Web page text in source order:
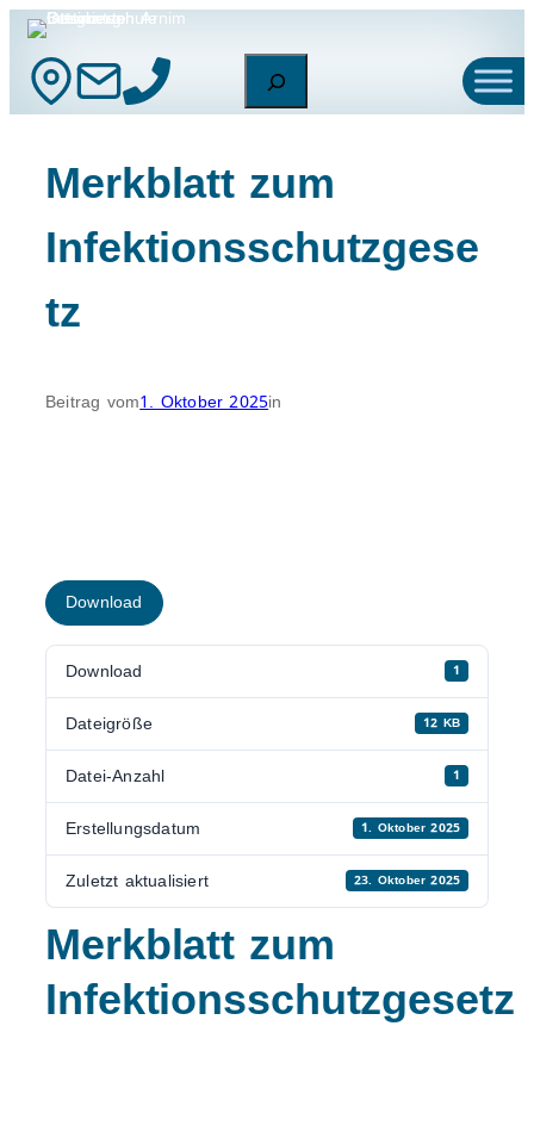
Zum
Inhalt
springen Suchen
Merkblatt zum
Infektionsschutzgese
tz
Beitrag vom1. Oktober 2025in
Download
Download 1
Dateigröße 12 KB
Datei-Anzahl 1
Erstellungsdatum 1. Oktober 2025
Zuletzt aktualisiert 23. Oktober 2025
Merkblatt zum
Infektionsschutzgesetz